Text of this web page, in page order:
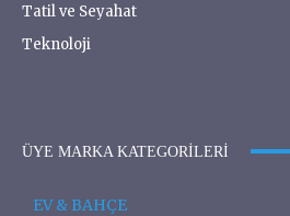
Tatil ve Seyahat
Teknoloji
ÜYE MARKA KATEGORILERI
EV & BAHÇE